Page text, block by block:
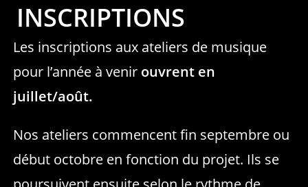
INSCRIPTIONS
Les inscriptions aux ateliers de musique
pour l’année à venir ouvrent en
juillet/août.
Nos ateliers commencent fin septembre ou
début octobre en fonction du projet. Ils se